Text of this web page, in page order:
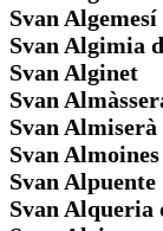
Svan Algemesí
Svan Algimia
Svan Alginet
Svan
Svan Almiserà
Svan
Svan Alpuente
Svan Alqueria